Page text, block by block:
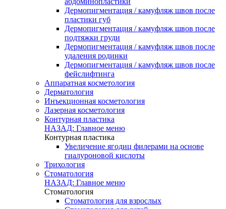
Дермопигментация / камуфляж швов после
пластики губ
Дермопигментация / камуфляж швов после
подтяжки груди
Дермопигментация / камуфляж швов после
удаления родинки
Дермопигментация / камуфляж швов после
фейслифтинга
Аппаратная косметология
Дерматология
Инъекционная косметология
Лазерная косметология
Контурная пластика
НАЗАД: Главное меню
Контурная пластика
Увеличение ягодиц филерами на основе
гиалуроновой кислоты
Трихология
Стоматология
НАЗАД: Главное меню
Стоматология
Стоматология для взрослых